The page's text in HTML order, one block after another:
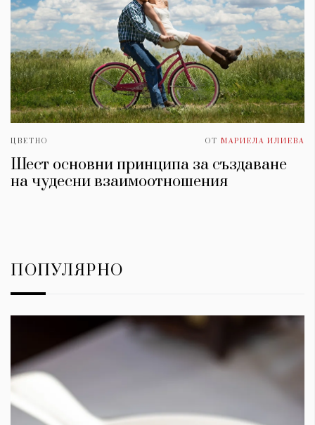
ЦВЕТНО ОТ МАРИЕЛА ИЛИЕВА
Шест основни принципа за създаване
на чудесни взаимоотношения
ПОПУЛЯРНО